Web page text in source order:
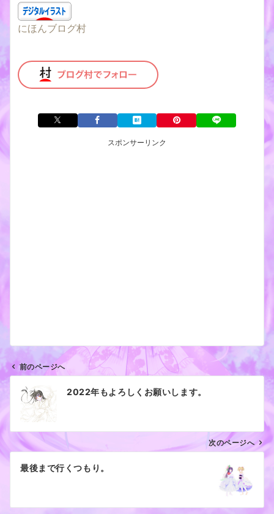
にほんブログ村
スポンサーリンク
ゲ
ン
前のページへ
2022年もよろしくお願いします。
次のページへ
最後まで行くつもり。